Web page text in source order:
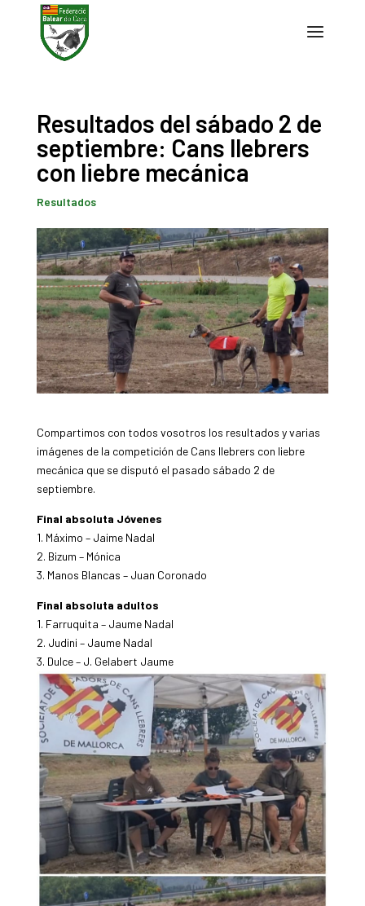
Resultados del sábado 2 de
septiembre: Cans llebrers
con liebre mecánica
Resultados
Compartimos con todos vosotros los resultados y varias
imágenes de la competición de Cans llebrers con liebre
mecánica que se disputó el pasado sábado 2 de
septiembre.
Final absoluta Jóvenes
1. Máximo – Jaime Nadal
2. Bizum – Mónica
3. Manos Blancas – Juan Coronado
Final absoluta adultos
1. Farruquita – Jaume Nadal
2. Judini – Jaume Nadal
3. Dulce – J. Gelabert Jaume